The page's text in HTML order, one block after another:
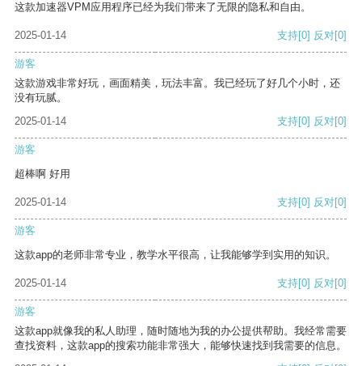
这款加速器VPM应用程序已经为我们带来了无限的隐私和自由。
2025-01-14 支持[0] 反对[0]
游客
这款游戏非常好玩，画面精美，玩法丰富。我已经玩了好几个小时，还
没有玩腻。
2025-01-14
支持[0] 反对[0]
游客
超棒啊 好用
2025-01-14 支持[0] 反对[0]
游客
这款app的老师非常专业，教学水平很高，让我能够学到实用的知识。
2025-01-14 支持[0] 反对[0]
游客
这款app就像我的私人助理，随时随地为我的办公提供帮助。我经常需要
查找资料，这款app的搜索功能非常强大，能够快速找到我需要的信息。